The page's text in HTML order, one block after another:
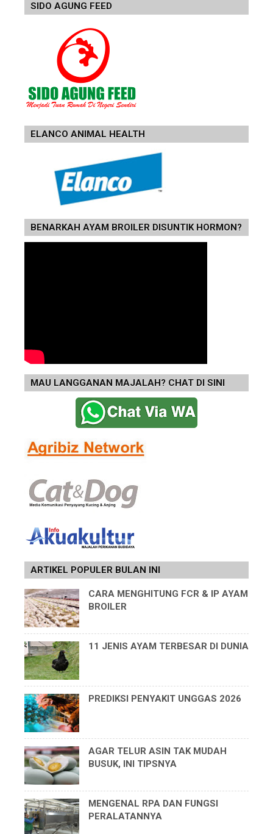
SIDO AGUNG FEED
ELANCO ANIMAL HEALTH
BENARKAH AYAM BROILER DISUNTIK HORMON?
MAU LANGGANAN MAJALAH? CHAT DI SINI
ARTIKEL POPULER BULAN INI
CARA MENGHITUNG FCR & IP AYAM
BROILER
11 JENIS AYAM TERBESAR DI DUNIA
PREDIKSI PENYAKIT UNGGAS 2026
AGAR TELUR ASIN TAK MUDAH
BUSUK, INI TIPSNYA
MENGENAL RPA DAN FUNGSI
PERALATANNYA